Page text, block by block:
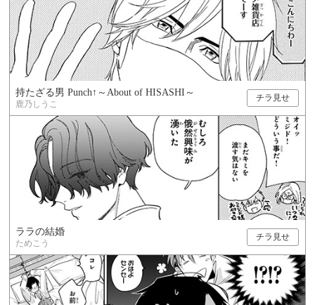
持たざる男 Punch↑～About of HISASHI～
鹿乃しうこ
チラ見せ
ララの結婚
ためこう
チラ見せ